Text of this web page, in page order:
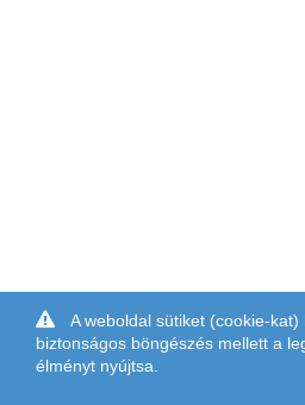
A weboldal sütiket (cookie-kat)
biztonságos böngészés mellett a
élményt nyújtsa.